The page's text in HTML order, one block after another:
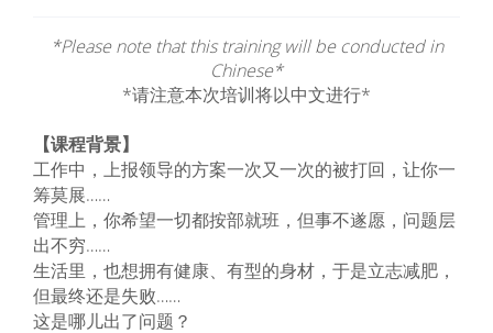
*Please note that this training will be conducted in
Chinese*
*请注意本次培训将以中文进行*
【课程背景】
工作中，上报领导的方案一次又一次的被打回，让你一
筹莫展……
管理上，你希望一切都按部就班，但事不遂愿，问题层
出不穷……
生活里，也想拥有健康、有型的身材，于是立志减肥，
但最终还是失败……
这是哪儿出了问题？